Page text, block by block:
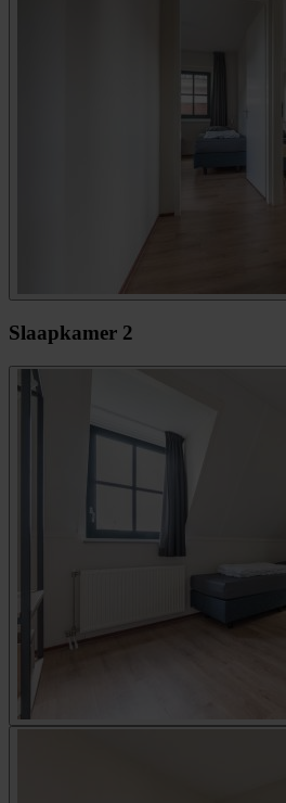
Slaapkamer 2